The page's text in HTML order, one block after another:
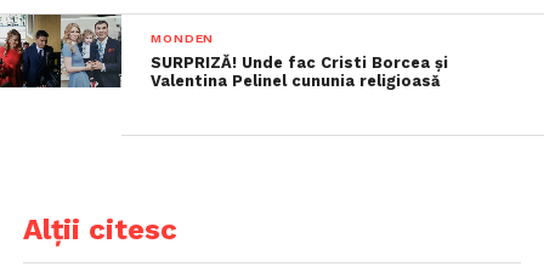
MONDEN
SURPRIZĂ! Unde fac Cristi Borcea și
Valentina Pelinel cununia religioasă
Alții citesc